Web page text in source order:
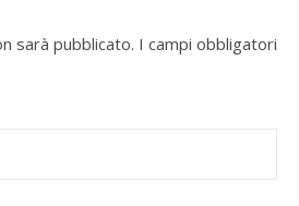
sarà pubblicato. I campi obbligatori